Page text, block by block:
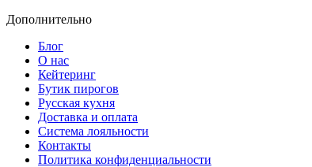
Дополнительно
Блог
О нас
Кейтеринг
Бутик пирогов
Русская кухня
Доставка и оплата
Система лояльности
Контакты
Политика конфиденциальности